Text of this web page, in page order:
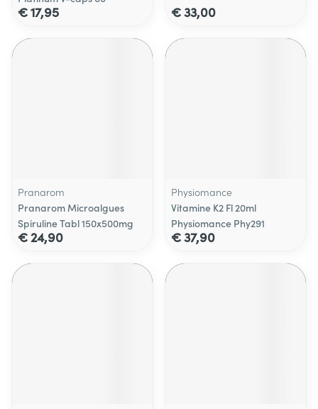
€ 17,95 € 33,00
Pranarom
Pranarom Microalgues
Spiruline Tabl 150x500mg
€ 24,90
Physiomance
Vitamine K2 Fl 20ml
Physiomance Phy291
€ 37,90